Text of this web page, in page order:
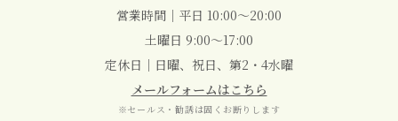
営業時間｜平日 10:00～20:00
土曜日 9:00～17:00
定休日｜日曜、祝日、第2・4水曜
メールフォームはこちら
※セールス・勧誘は固くお断りします